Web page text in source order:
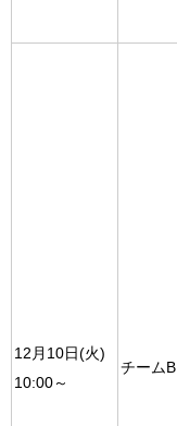
12月10日(火)
10:00～
チームB